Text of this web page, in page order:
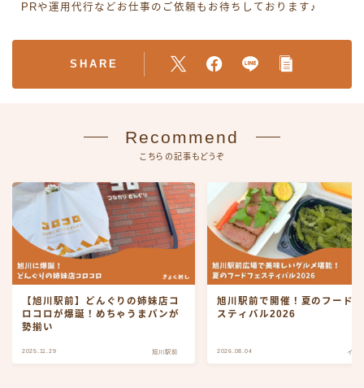
PRや運用代行などお仕事のご依頼もお待ちしております♪
SHARE
Recommend
こちらの記事もどうぞ
【旭川駅前】どんぐりの姉妹店コ
ロコロが爆誕！めちゃうまパンが
勢揃い
2025.11.29 旭川駅前
旭川駅前で開催！夏のフード
スティバル2026
2026.08.04 イベ